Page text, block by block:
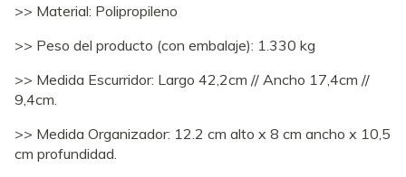
>> Material: Polipropileno
>> Peso del producto (con embalaje): 1.330 kg
>> Medida Escurridor: Largo 42,2cm // Ancho 17,4cm //
9,4cm.
>> Medida Organizador: 12.2 cm alto x 8 cm ancho x 10,5
cm profundidad.